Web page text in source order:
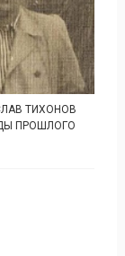
ТИХОНОВ
ПРОШЛОГО